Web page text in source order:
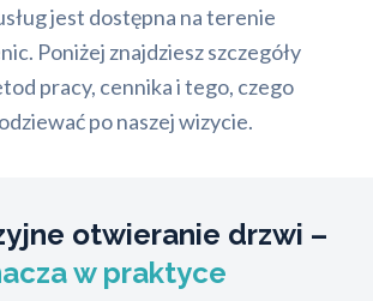
jest dostępna na terenie
Poniżej znajdziesz szczegóły
pracy, cennika i tego, czego
po naszej wizycie.
otwieranie drzwi –
w praktyce